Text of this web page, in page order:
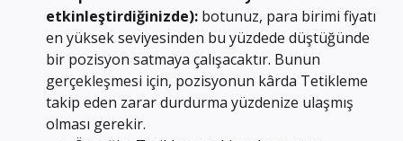
etkinleştirdiğinizde): botunuz, para birimi fiyatı
en yüksek seviyesinden bu yüzdede düştüğünde
bir pozisyon satmaya çalışacaktır. Bunun
gerçekleşmesi için, pozisyonun kârda Tetikleme
takip eden zarar durdurma yüzdenize ulaşmış
olması gerekir.